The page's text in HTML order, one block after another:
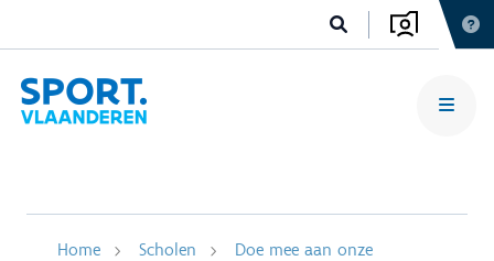
Home Scholen
Doe mee aan onze